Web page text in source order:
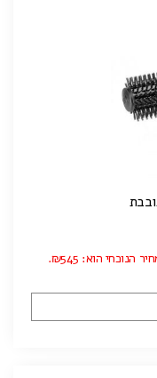
הנוכחי הוא: ₪545.